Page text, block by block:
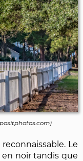
)
Le
noir tandis que